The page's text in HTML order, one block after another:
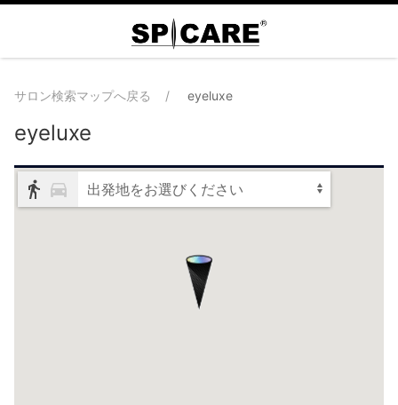
サロン検索マップへ戻る eyeluxe
eyeluxe
出発地をお選びください